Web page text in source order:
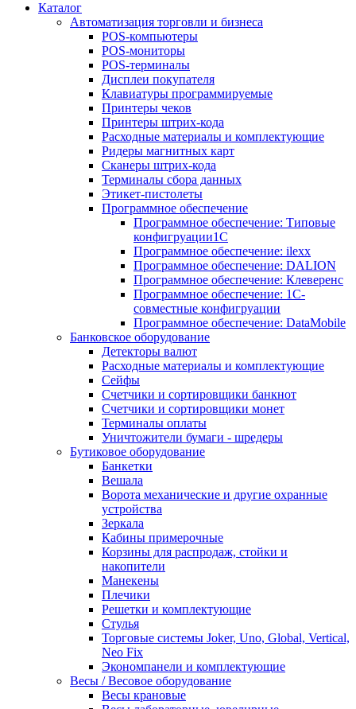
Каталог
Автоматизация торговли и бизнеса
POS-компьютеры
POS-мониторы
POS-терминалы
Дисплеи покупателя
Клавиатуры программируемые
Принтеры чеков
Принтеры штрих-кода
Расходные материалы и комплектующие
Ридеры магнитных карт
Сканеры штрих-кода
Терминалы сбора данных
Этикет-пистолеты
Программное обеспечение
Программное обеспечение: Типовые
конфигруации1С
Программное обеспечение: ilexx
Программное обеспечение: DALION
Программное обеспечение: Клеверенс
Программное обеспечение: 1С-
совместные конфигруации
Программное обеспечение: DataMobile
Банковское оборудование
Детекторы валют
Расходные материалы и комплектующие
Сейфы
Счетчики и сортировщики банкнот
Счетчики и сортировщики монет
Терминалы оплаты
Уничтожители бумаги - шредеры
Бутиковое оборудование
Банкетки
Вешала
Ворота механические и другие охранные
устройства
Зеркала
Кабины примерочные
Корзины для распродаж, стойки и
накопители
Манекены
Плечики
Решетки и комплектующие
Стулья
Торговые системы Joker, Uno, Global, Vertical,
Neo Fix
Экономпанели и комплектующие
Весы / Весовое оборудование
Весы крановые